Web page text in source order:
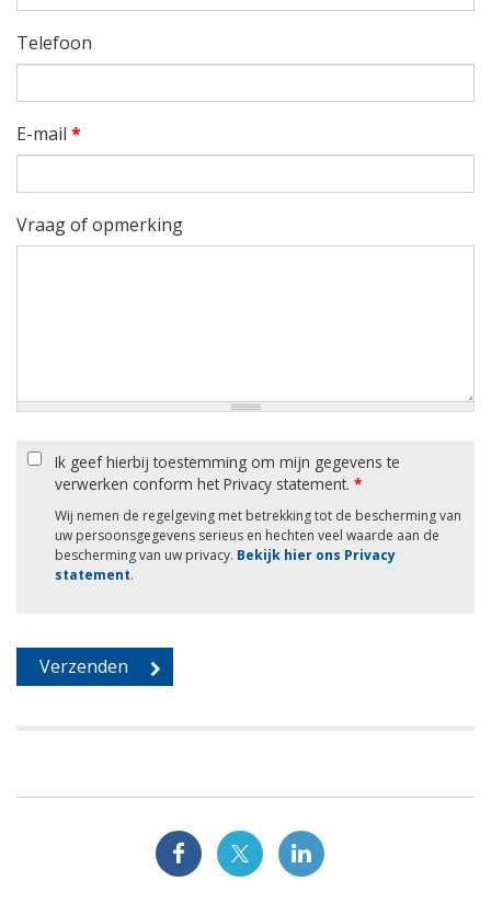
Telefoon
E-mail *
Vraag of opmerking
Ik geef hierbij toestemming om mijn gegevens te
verwerken conform het Privacy statement. *
Wij nemen de regelgeving met betrekking tot de bescherming van
uw persoonsgegevens serieus en hechten veel waarde aan de
bescherming van uw privacy. Bekijk hier ons Privacy
statement.